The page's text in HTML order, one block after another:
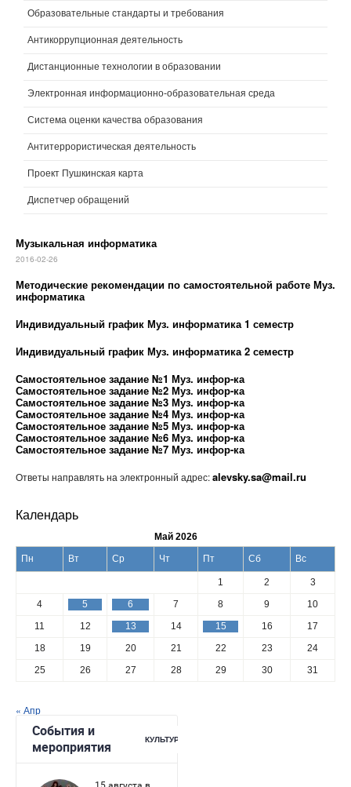
Образовательные стандарты и требования
Антикоррупционная деятельность
Дистанционные технологии в образовании
Электронная информационно-образовательная среда
Система оценки качества образования
Антитеррористическая деятельность
Проект Пушкинская карта
Диспетчер обращений
Музыкальная информатика
2016-02-26
Методические рекомендации по самостоятельной работе Муз.
информатика
Индивидуальный график Муз. информатика 1 семестр
Индивидуальный график Муз. информатика 2 семестр
Самостоятельное задание №1 Муз. инфор-ка
Самостоятельное задание №2 Муз. инфор-ка
Самостоятельное задание №3 Муз. инфор-ка
Самостоятельное задание №4 Муз. инфор-ка
Самостоятельное задание №5 Муз. инфор-ка
Самостоятельное задание №6 Муз. инфор-ка
Самостоятельное задание №7 Муз. инфор-ка
Ответы направлять на электронный адрес:alevsky.sa@mail.ru
Календарь
Май 2026
Пн
Вт Ср Чт Пт Сб Вс
1 2
3
4
5 6 7 8 9
10
11
12 13 14 15 16
17
18
19 20 21 22 23
24
25
26 27 28 29 30 31
« Апр